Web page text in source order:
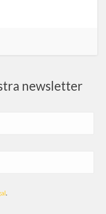
newsletter
.